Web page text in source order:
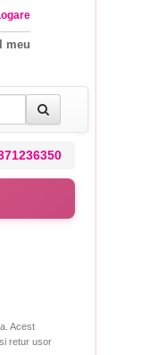
meu
Acest
retur usor